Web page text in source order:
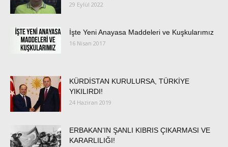
29 Eylül 2022
İşte Yeni Anayasa Maddeleri ve Kuşkularımız
16 Nisan 2017
KÜRDİSTAN KURULURSA, TÜRKİYE
YIKILIRDI!
24 Haziran 2019
ERBAKAN’IN ŞANLI KIBRIS ÇIKARMASI VE
KARARLILIĞI!